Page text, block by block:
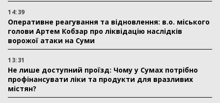
14:39
Оперативне реагування та відновлення: в.о. міського
голови Артем Кобзар про ліквідацію наслідків
ворожої атаки на Суми
13:31
Не лише доступний проїзд: Чому у Сумах потрібно
профінансувати ліки та продукти для вразливих
містян?